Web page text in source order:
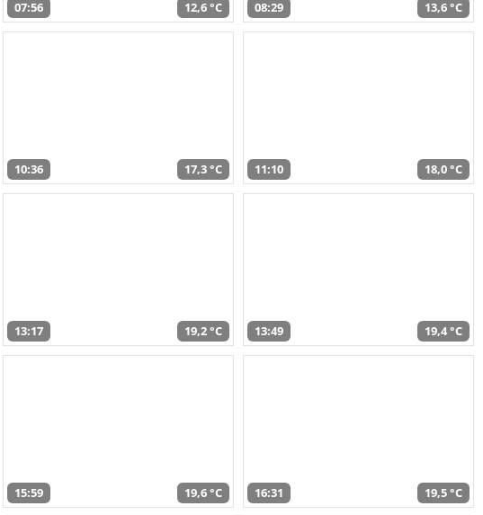
07:56 12,6 °C 08:29 13,6 °C
10:36 17,3 °C 11:10 18,0 °C
13:17 19,2 °C 13:49 19,4 °C
15:59 19,6 °C 16:31 19,5 °C